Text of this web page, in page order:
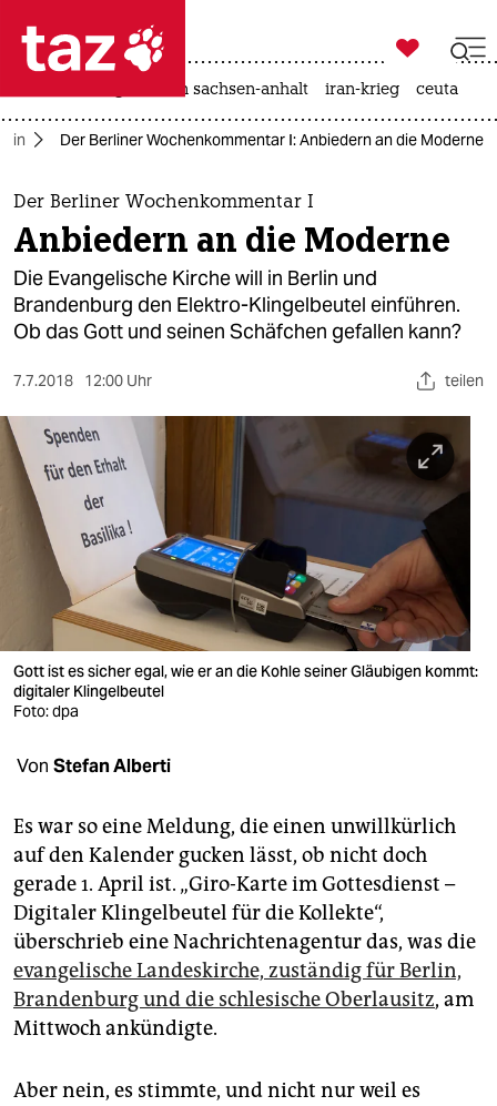
 taz zahl ich
taz zahl ich
themen
politik
öko
sport
berlin
nord
wahrheit
verlag
verlag
shop
fragen & hilfe
unterstützen
abo
genossenschaft
epaper login

taz zahl ich
landtagswahl in sachsen-anhalt iran-krieg ceuta
Der Berliner Wochenkommentar I: Anbiedern an die Moderne
Der Berliner Wochenkommentar I
Anbiedern an die Moderne
Die Evangelische Kirche will in Berlin und
Brandenburg den Elektro-Klingelbeutel einführen.
Ob das Gott und seinen Schäfchen gefallen kann?
7.7.2018 12:00 Uhr teilen
Gott ist es sicher egal, wie er an die Kohle seiner Gläubigen kommt:
digitaler Klingelbeutel
Foto: dpa
Von Stefan Alberti
Es war so eine Meldung, die einen unwillkürlich
auf den Kalender gucken lässt, ob nicht doch
gerade 1. April ist. „Giro-Karte im Gottesdienst –
Digitaler Klingelbeutel für die Kollekte“,
überschrieb eine Nachrichtenagentur das, was die
evangelische Landeskirche, zuständig für Berlin,
Brandenburg und die schlesische Oberlausitz, am
Mittwoch ankündigte.
Aber nein, es stimmte, und nicht nur weil es